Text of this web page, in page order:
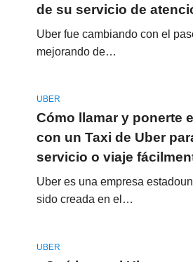
de su servicio de
Uber fue cambiando con el
mejorando de…
UBER
Cómo llamar y ponerte
con un Taxi de Uber
servicio o viaje
Uber es una empresa
sido creada en el…
UBER